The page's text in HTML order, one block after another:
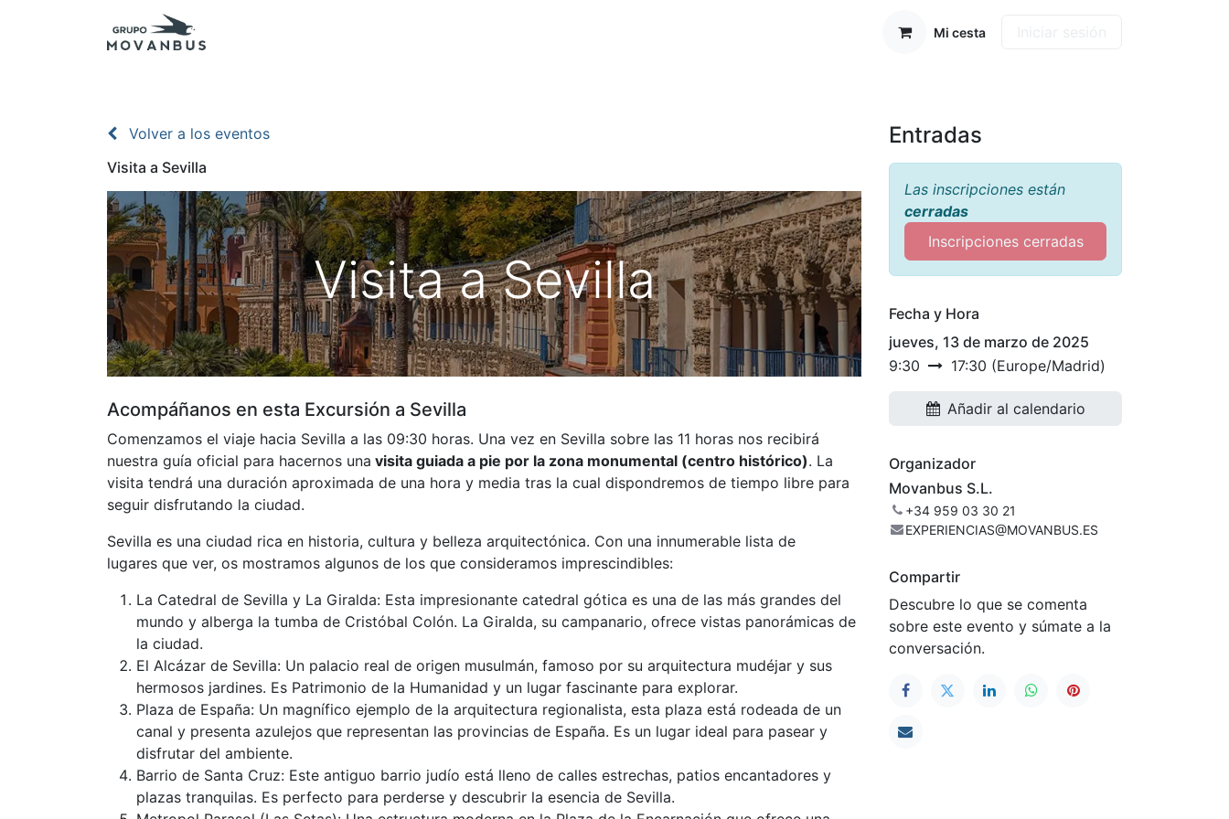
Mi cesta
Volver a los eventos
Visita a Sevilla
Visita a Sevilla
Acompáñanos en esta Excursión a Sevilla
Comenzamos el viaje hacia Sevilla a las 09:30 horas. Una vez en Sevilla sobre las 11 horas nos recibirá
nuestra guía oficial para hacernos una visita guiada a pie por la zona monumental (centro histórico). La
visita tendrá una duración aproximada de una hora y media tras la cual dispondremos de tiempo libre para
seguir disfrutando la ciudad.
Sevilla es una ciudad rica en historia, cultura y belleza arquitectónica. Con una innumerable lista de
lugares que ver, os mostramos algunos de los que consideramos imprescindibles:
La Catedral de Sevilla y La Giralda: Esta impresionante catedral gótica es una de las más grandes del
mundo y alberga la tumba de Cristóbal Colón. La Giralda, su campanario, ofrece vistas panorámicas de
la ciudad.
El Alcázar de Sevilla: Un palacio real de origen musulmán, famoso por su arquitectura mudéjar y sus
hermosos jardines. Es Patrimonio de la Humanidad y un lugar fascinante para explorar.
Plaza de España: Un magnífico ejemplo de la arquitectura regionalista, esta plaza está rodeada de un
canal y presenta azulejos que representan las provincias de España. Es un lugar ideal para pasear y
disfrutar del ambiente.
Barrio de Santa Cruz: Este antiguo barrio judío está lleno de calles estrechas, patios encantadores y
plazas tranquilas. Es perfecto para perderse y descubrir la esencia de Sevilla.
Entradas
Las inscripciones están
cerradas
Inscripciones cerradas
Fecha y Hora
jueves, 13 de marzo de 2025
9:30
17:30 (Europe/Madrid)
Añadir al calendario
Organizador
Movanbus S.L.
+34 959 03 30 21
EXPERIENCIAS@MOVANBUS.ES
Compartir
Descubre lo que se comenta
sobre este evento y súmate a la
conversación.